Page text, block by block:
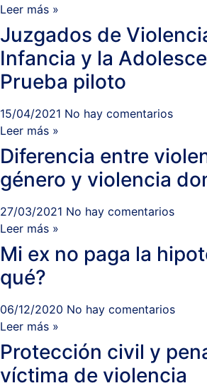
Leer más »
Juzgados de
Infancia y la
Prueba piloto
15/04/2021 No hay comentarios
Leer más »
Diferencia entre
género y violencia
27/03/2021 No hay comentarios
Leer más »
Mi ex no paga la
qué?
06/12/2020 No hay comentarios
Leer más »
Protección civil y
víctima de violencia